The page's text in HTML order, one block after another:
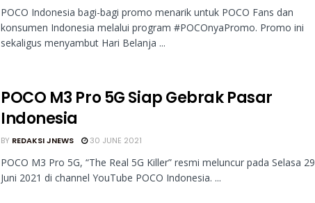
POCO Indonesia bagi-bagi promo menarik untuk POCO Fans dan
konsumen Indonesia melalui program #POCOnyaPromo. Promo ini
sekaligus menyambut Hari Belanja ...
POCO M3 Pro 5G Siap Gebrak Pasar
Indonesia
BY REDAKSI JNEWS 30 JUNE 2021
POCO M3 Pro 5G, “The Real 5G Killer” resmi meluncur pada Selasa 29
Juni 2021 di channel YouTube POCO Indonesia. ...